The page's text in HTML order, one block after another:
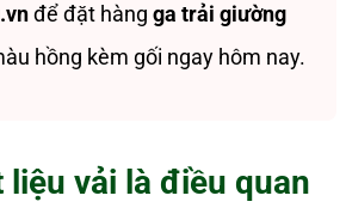
để đặt hàng ga trải giường
hồng kèm gối ngay hôm nay.
liệu vải là điều quan